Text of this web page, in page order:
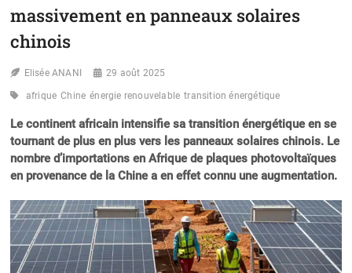
massivement en panneaux solaires
chinois
Elisée ANANI 29 août 2025
afrique Chine énergie renouvelable transition énergétique
Le continent africain intensifie sa transition énergétique en se
tournant de plus en plus vers les panneaux solaires chinois. Le
nombre d’importations en Afrique de plaques photovoltaïques
en provenance de la Chine a en effet connu une augmentation.